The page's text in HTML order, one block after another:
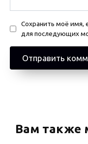
Сохранить моё имя,
для последующих
Вам также